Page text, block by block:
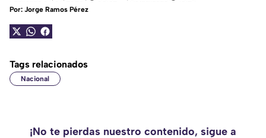
Por: Jorge Ramos Pérez
Tags relacionados
Nacional
¡No te pierdas nuestro contenido, sigue a